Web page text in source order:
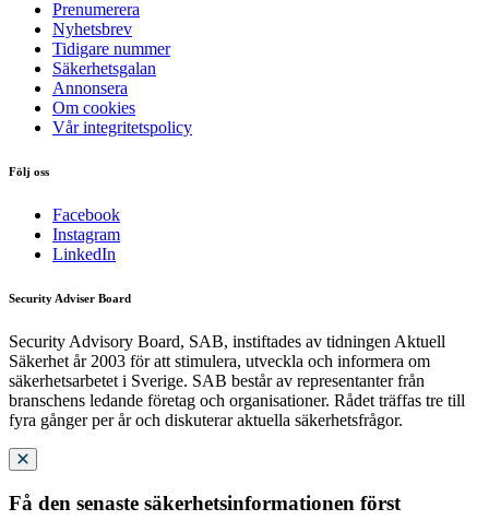
Prenumerera
Nyhetsbrev
Tidigare nummer
Säkerhetsgalan
Annonsera
Om cookies
Vår integritetspolicy
Följ oss
Facebook
Instagram
LinkedIn
Security Adviser Board
Security Advisory Board, SAB, instiftades av tidningen Aktuell
Säkerhet år 2003 för att stimulera, utveckla och informera om
säkerhetsarbetet i Sverige. SAB består av representanter från
branschens ledande företag och organisationer. Rådet träffas tre till
fyra gånger per år och diskuterar aktuella säkerhetsfrågor.
Få den senaste säkerhetsinformationen först